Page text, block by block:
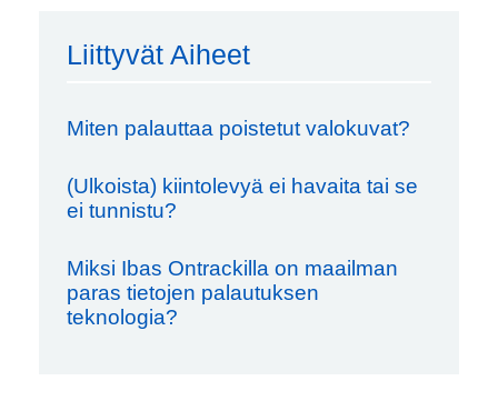
Liittyvät Aiheet
Miten palauttaa poistetut valokuvat?
(Ulkoista) kiintolevyä ei havaita tai se
ei tunnistu?
Miksi Ibas Ontrackilla on maailman
paras tietojen palautuksen
teknologia?